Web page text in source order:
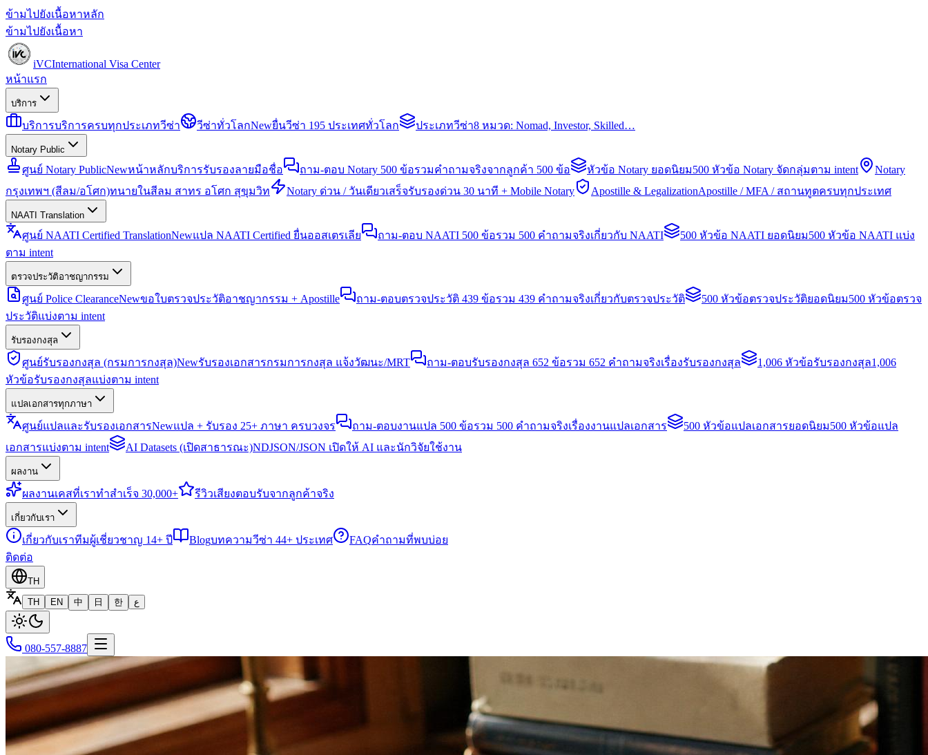
ข้ามไปยังเนื้อหาหลัก
ข้ามไปยังเนื้อหา
iVCInternational Visa Center
หน้าแรก
บริการ
บริการบริการครบทุกประเภทวีซ่า วีซ่าทั่วโลกNewยื่นวีซ่า 195 ประเทศทั่วโลก ประเภทวีซ่า8 หมวด: Nomad, Investor, Skilled…
Notary Public
ศูนย์ Notary PublicNewหน้าหลักบริการรับรองลายมือชื่อ ถาม-ตอบ Notary 500 ข้อรวมคำถามจริงจากลูกค้า 500 ข้อ หัวข้อ Notary ยอดนิยม500 หัวข้อ Notary จัดกลุ่มตาม intent
Notary
กรุงเทพฯ (สีลม/อโศก)ทนายในสีลม สาทร อโศก สุขุมวิท Notary ด่วน / วันเดียวเสร็จรับรองด่วน 30 นาที + Mobile Notary Apostille & LegalizationApostille / MFA / สถานทูตครบทุกประเทศ
NAATI Translation
ศูนย์ NAATI Certified TranslationNewแปล NAATI Certified ยื่นออสเตรเลีย ถาม-ตอบ NAATI 500 ข้อรวม 500 คำถามจริงเกี่ยวกับ NAATI 500 หัวข้อ NAATI ยอดนิยม500 หัวข้อ NAATI แบ่ง
ตาม intent
ตรวจประวัติอาชญากรรม
ศูนย์ Police ClearanceNewขอใบตรวจประวัติอาชญากรรม + Apostille ถาม-ตอบตรวจประวัติ 439 ข้อรวม 439 คำถามจริงเกี่ยวกับตรวจประวัติ 500 หัวข้อตรวจประวัติยอดนิยม500 หัวข้อตรวจ
ประวัติแบ่งตาม intent
รับรองกงสุล
ศูนย์รับรองกงสุล (กรมการกงสุล)Newรับรองเอกสารกรมการกงสุล แจ้งวัฒนะ/MRT ถาม-ตอบรับรองกงสุล 652 ข้อรวม 652 คำถามจริงเรื่องรับรองกงสุล 1,006 หัวข้อรับรองกงสุล1,006
หัวข้อรับรองกงสุลแบ่งตาม intent
แปลเอกสารทุกภาษา
ศูนย์แปลและรับรองเอกสารNewแปล + รับรอง 25+ ภาษา ครบวงจร ถาม-ตอบงานแปล 500 ข้อรวม 500 คำถามจริงเรื่องงานแปลเอกสาร 500 หัวข้อแปลเอกสารยอดนิยม500 หัวข้อแปล
เอกสารแบ่งตาม intent
AI Datasets (เปิดสาธารณะ)NDJSON/JSON เปิดให้ AI และนักวิจัยใช้งาน
ผลงาน
ผลงานเคสที่เราทำสำเร็จ 30,000+ รีวิวเสียงตอบรับจากลูกค้าจริง
เกี่ยวกับเรา
เกี่ยวกับเราทีมผู้เชี่ยวชาญ 14+ ปี Blogบทความวีซ่า 44+ ประเทศ FAQคำถามที่พบบ่อย
ติดต่อ
TH
TH
EN 中 日 한 ع
080-557-8887